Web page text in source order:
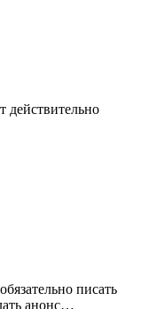
действительно
писать
анонс…